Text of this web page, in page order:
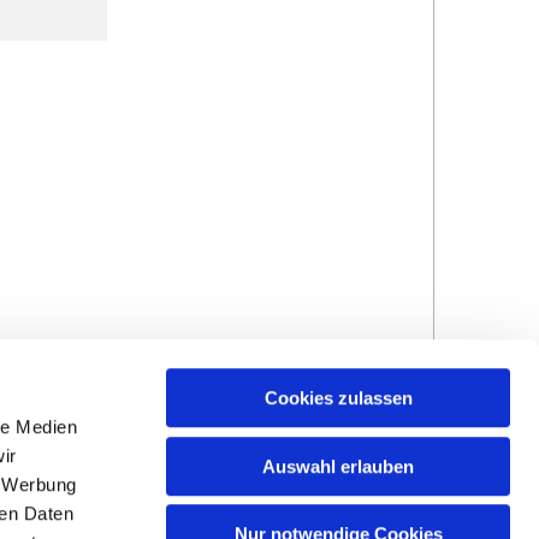
Medien
Daten
Cookies zulassen
Auswahl erlauben
Nur notwendige Cookies